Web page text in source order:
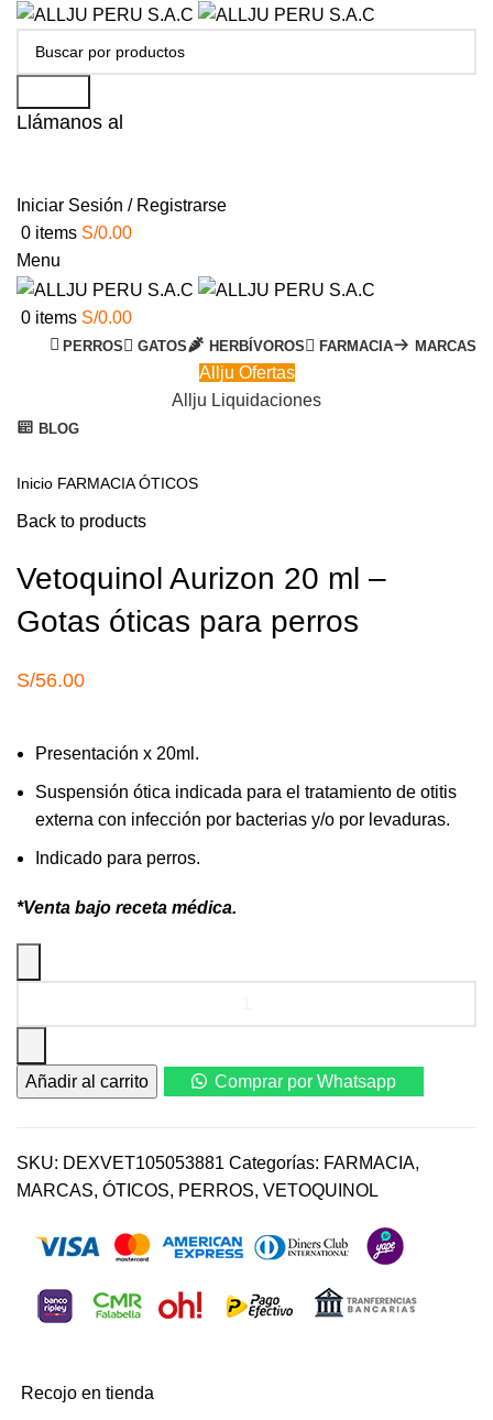
Llámanos al
Iniciar Sesión / Registrarse
0 items S/0.00
Menu
0 items S/0.00
PERROS GATOS HERBÍVOROS FARMACIA MARCAS
Allju Ofertas
Allju Liquidaciones
BLOG
Click to enlarge
Inicio FARMACIAÓTICOS
Back to products
Vetoquinol Aurizon 20 ml –
Gotas óticas para perros
S/56.00
Presentación x 20ml.
Suspensión ótica indicada para el tratamiento de otitis
externa con infección por bacterias y/o por levaduras.
Indicado para perros.
*Venta bajo receta médica.
ml
para
perros
Añadir al carrito Comprar por Whatsapp
SKU: DEXVET105053881 Categorías: FARMACIA,
MARCAS, ÓTICOS, PERROS, VETOQUINOL
Recojo en tienda